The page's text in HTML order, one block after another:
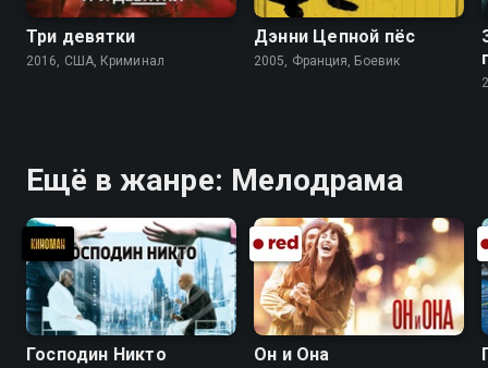
Три девятки
2016, США, Криминал
Дэнни Цепной пёс
2005, Франция, Боевик
Ещё в жанре: Мелодрама
Господин Никто Он и Она